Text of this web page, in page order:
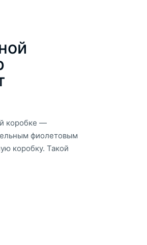
коробке —
фиолетовым
коробку. Такой